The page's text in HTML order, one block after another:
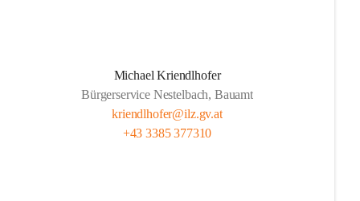
Michael Kriendlhofer
Bürgerservice Nestelbach, Bauamt
kriendlhofer@ilz.gv.at
+43 3385 377310